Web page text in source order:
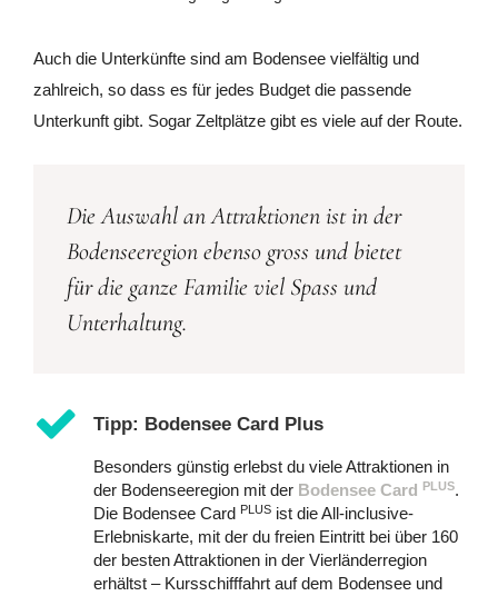
Auch die Unterkünfte sind am Bodensee vielfältig und
zahlreich, so dass es für jedes Budget die passende
Unterkunft gibt. Sogar Zeltplätze gibt es viele auf der Route.
Die Auswahl an Attraktionen ist in der
Bodenseeregion ebenso gross und bietet
für die ganze Familie viel Spass und
Unterhaltung.
Tipp: Bodensee Card Plus
Besonders günstig erlebst du viele Attraktionen in
der Bodenseeregion mit der Bodensee Card PLUS.
Die Bodensee Card PLUS ist die All-inclusive-
Erlebniskarte, mit der du freien Eintritt bei über 160
der besten Attraktionen in der Vierländerregion
erhältst – Kursschifffahrt auf dem Bodensee und